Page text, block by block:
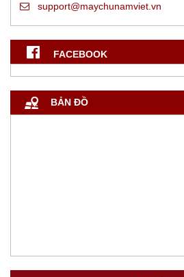
support@maychunamviet.vn
FACEBOOK
BẢN ĐỒ